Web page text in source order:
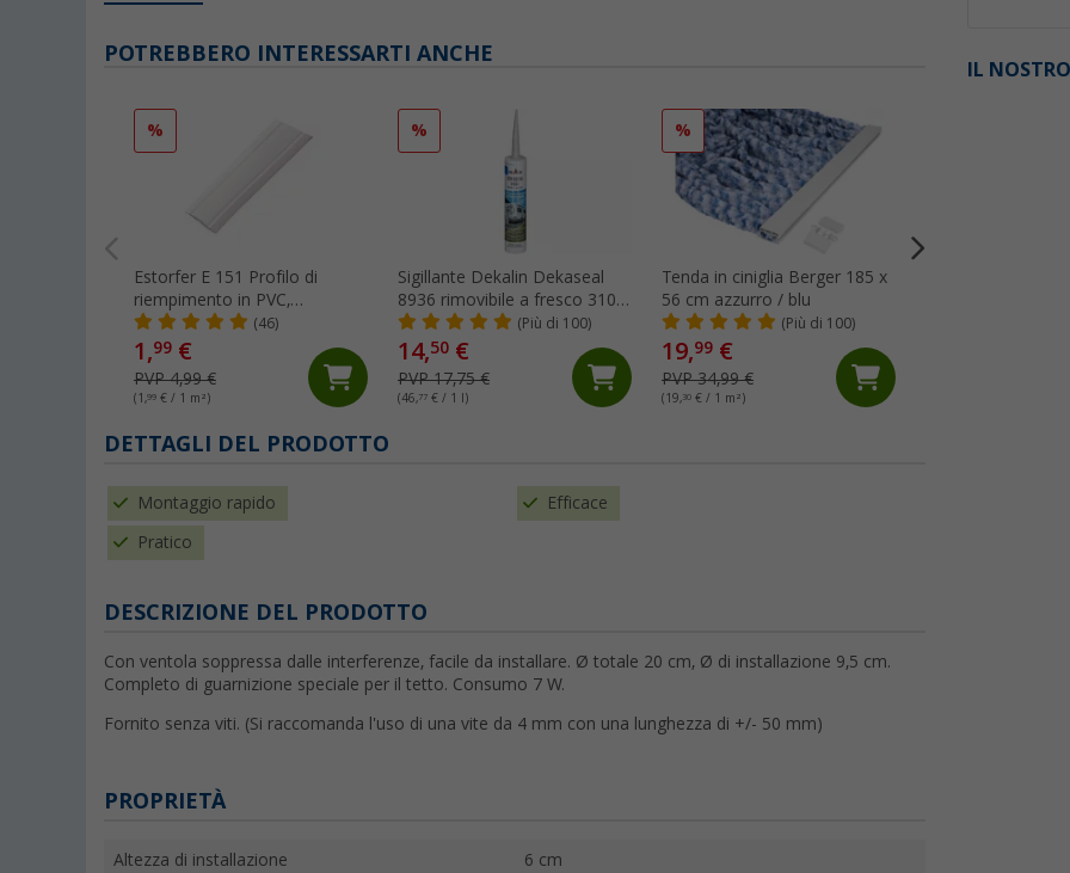
IL
POTREBBERO INTERESSARTI ANCHE
%
Estorfer E 151 Profilo di
riempimento in PVC,
larghezza 11,8 mm, venduto
al metro, bianco
(46)
1,99 €
PVP 4,99 €
(1,99 € / 1 m²)
%
Sigillante Dekalin Dekaseal
8936 rimovibile a fresco 310
ml grigio chiaro (Più di 100)
14,50 €
PVP 17,75 €
(46,77 € / 1 l)
%
Tenda in ciniglia Berger 185 x
56 cm azzurro / blu
(Più di 100)
19,99 €
PVP 34,99 €
(19,30 € / 1 m²)
DETTAGLI DEL PRODOTTO
Montaggio rapido Efficace
Pratico
DESCRIZIONE DEL PRODOTTO
Con ventola soppressa dalle interferenze, facile da installare. Ø totale 20 cm, Ø di installazione 9,5 cm.
Completo di guarnizione speciale per il tetto. Consumo 7 W.
Fornito senza viti. (Si raccomanda l'uso di una vite da 4 mm con una lunghezza di +/- 50 mm)
PROPRIETÀ
Altezza di installazione 6 cm